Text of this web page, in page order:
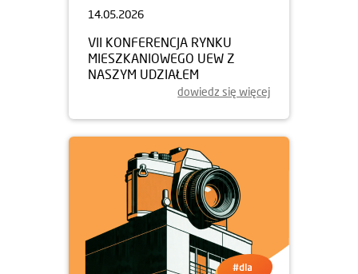
14.05.2026
VII KONFERENCJA RYNKU
MIESZKANIOWEGO UEW Z
NASZYM UDZIAŁEM
dowiedz się więcej